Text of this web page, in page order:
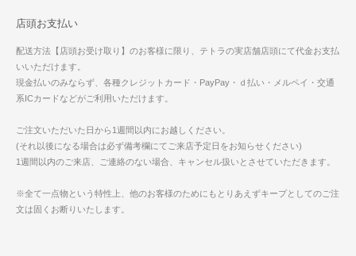
店頭お支払い
配送方法【店頭お受け取り】のお客様に限り、テトラの実店舗店頭にて代金お支払
いいただけます。
現金払いのみならず、各種クレジットカード・PayPay・ｄ払い・メルペイ・交通
系ICカードなどがご利用いただけます。
ご注文いただいた日から1週間以内にお越しください。
(それ以後になる場合は必ず備考欄にてご来店予定日をお知らせください)
1週間以内のご来店、ご連絡のない場合、キャンセル扱いとさせていただきます。
※全て一点物という特性上、他のお客様のためにもとりあえずキープとしてのご注
文は固くお断りいたします。